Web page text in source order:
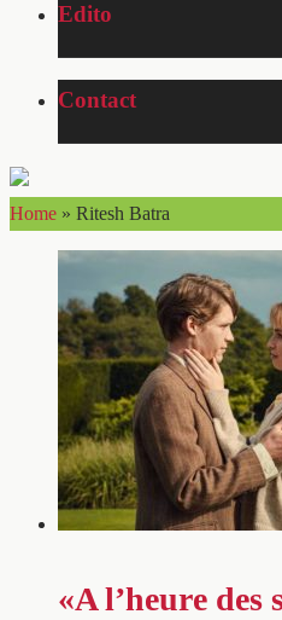
Edito
Contact
Home » Ritesh Batra
«A l’heure des